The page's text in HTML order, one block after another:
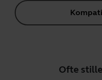
Ofte